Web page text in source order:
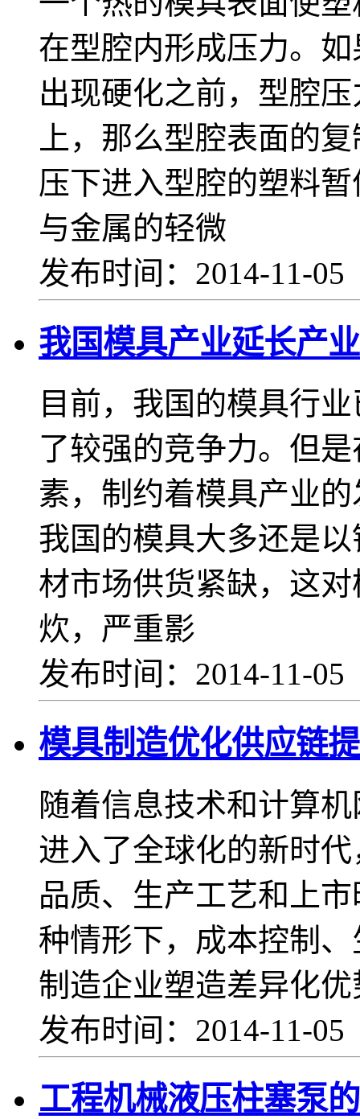
在型腔内形成压力。
出现硬化之前，型腔
上，那么型腔表面的
压下进入型腔的塑料
与金属的轻微
发布时间：2014-11-
我国模具产业延长产
目前，我国的模具行
了较强的竞争力。但
素，制约着模具产业
我国的模具大多还是
材市场供货紧缺，这
炊，严重影
发布时间：2014-11-
模具制造优化供应链
随着信息技术和计算
进入了全球化的新时
品质、生产工艺和上
种情形下，成本控制
制造企业塑造差异化
发布时间：2014-11-
工程机械液压柱塞泵